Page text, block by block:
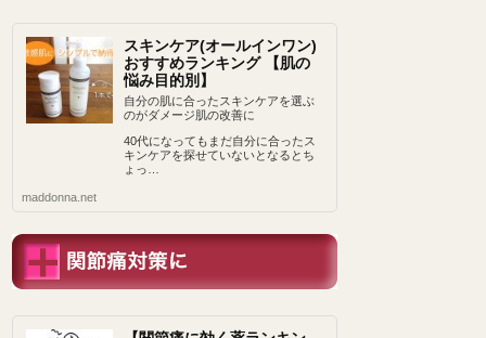
スキンケア(オールインワン)
おすすめランキング 【肌の
悩み目的別】
自分の肌に合ったスキンケアを選ぶ
のがダメージ肌の改善に
40代になってもまだ自分に合ったス
キンケアを探せていないとなるとち
ょっ…
maddonna.net